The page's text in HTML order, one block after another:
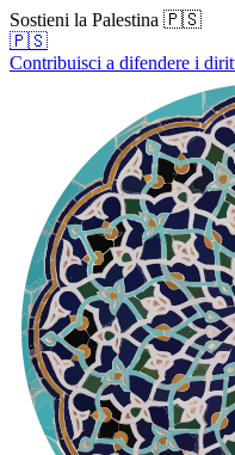
Sostieni la Palestina 🇵🇸
🇵🇸
Contribuisci a difendere i